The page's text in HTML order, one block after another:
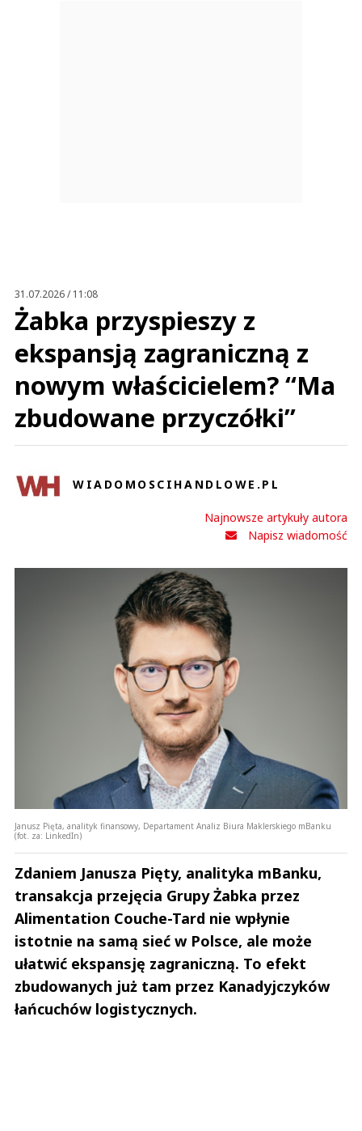
31.07.2026 / 11:08
Żabka przyspieszy z
ekspansją zagraniczną z
nowym właścicielem? “Ma
zbudowane przyczółki”
WIADOMOSCIHANDLOWE.PL
Najnowsze artykuły autora
Napisz wiadomość
Janusz Pięta, analityk finansowy, Departament Analiz Biura Maklerskiego mBanku
(fot. za: LinkedIn)
Zdaniem Janusza Pięty, analityka mBanku,
transakcja przejęcia Grupy Żabka przez
Alimentation Couche-Tard nie wpłynie
istotnie na samą sieć w Polsce, ale może
ułatwić ekspansję zagraniczną. To efekt
zbudowanych już tam przez Kanadyjczyków
łańcuchów logistycznych.